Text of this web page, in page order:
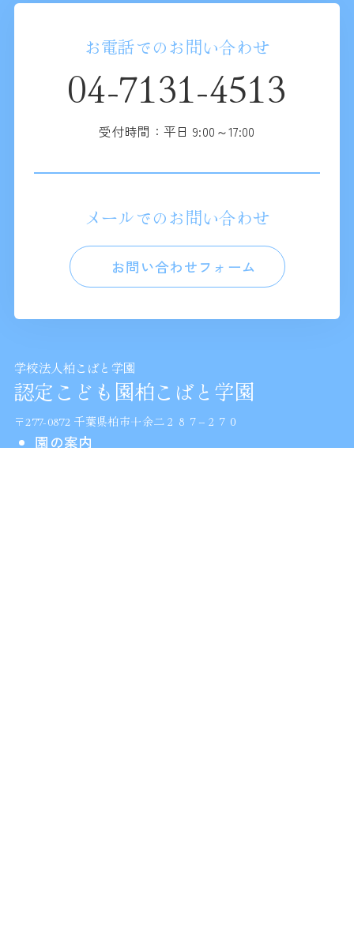
お電話でのお問い合わせ
04-7131-4513
受付時間：平日 9:00～17:00
メールでのお問い合わせ
お問い合わせフォーム
学校法人柏こばと学園
認定こども園柏こばと学園
〒277-0872 千葉県柏市十余二２８７−２７０
園の案内